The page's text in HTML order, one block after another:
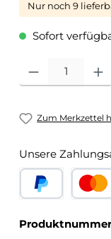
Nur noch 9
Sofort
Produkt Anzahl:
Zum Merkzettel
Unsere